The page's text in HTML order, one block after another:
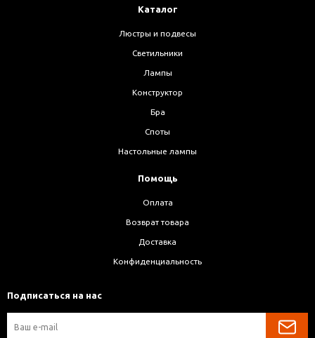
Каталог
Люстры и подвесы
Светильники
Лампы
Конструктор
Бра
Споты
Настольные лампы
Помощь
Оплата
Возврат товара
Доставка
Конфиденциальность
Подписаться на нас